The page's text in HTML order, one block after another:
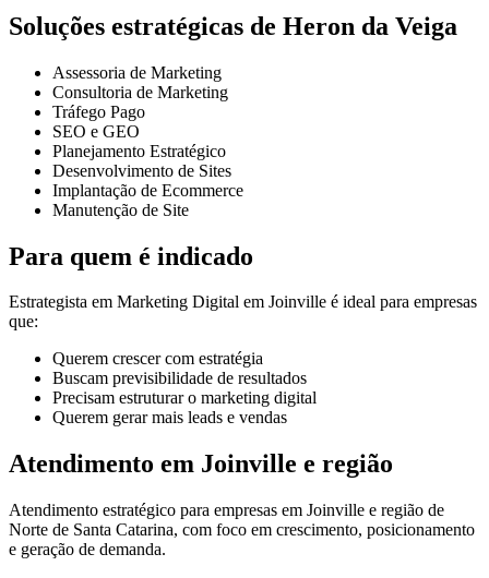
Soluções estratégicas de Heron da Veiga
Assessoria de Marketing
Consultoria de Marketing
Tráfego Pago
SEO e GEO
Planejamento Estratégico
Desenvolvimento de Sites
Implantação de Ecommerce
Manutenção de Site
Para quem é indicado
Estrategista em Marketing Digital em Joinville é ideal para empresas
que:
Querem crescer com estratégia
Buscam previsibilidade de resultados
Precisam estruturar o marketing digital
Querem gerar mais leads e vendas
Atendimento em Joinville e região
Atendimento estratégico para empresas em Joinville e região de
Norte de Santa Catarina, com foco em crescimento, posicionamento
e geração de demanda.